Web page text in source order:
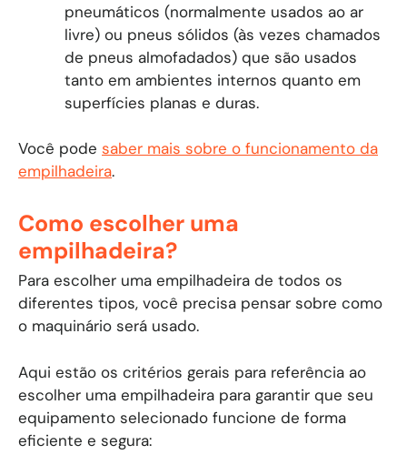
pneumáticos (normalmente usados ​​ao ar
livre) ou pneus sólidos (às vezes chamados
de pneus almofadados) que são usados ​​
tanto em ambientes internos quanto em
superfícies planas e duras.
Você pode saber mais sobre o funcionamento da
empilhadeira.
Como escolher uma
empilhadeira?
Para escolher uma empilhadeira de todos os
diferentes tipos, você precisa pensar sobre como
o maquinário será usado.
Aqui estão os critérios gerais para referência ao
escolher uma empilhadeira para garantir que seu
equipamento selecionado funcione de forma
eficiente e segura: